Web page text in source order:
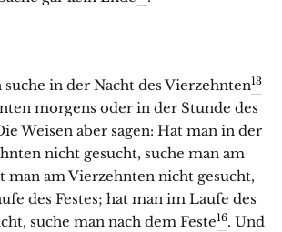
suche in der Nacht des Vierzehnten13
morgens oder in der Stunde des
Weisen aber sagen: Hat man in der
nicht gesucht, suche man am
man am Vierzehnten nicht gesucht,
des Festes; hat man im Laufe des
suche man nach dem Feste16. Und